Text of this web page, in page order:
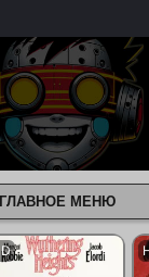
ГЛАВНОЕ МЕНЮ